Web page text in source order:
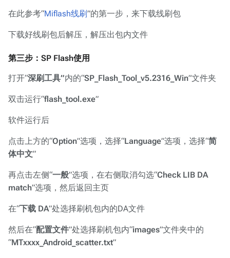
在此参考“Miflash线刷”的第一步，来下载线刷包
下载好线刷包后解压，解压出包内文件
第三步：SP Flash使用
打开“深刷工具”内的“SP_Flash_Tool_v5.2316_Win”文件夹
双击运行“flash_tool.exe”
软件运行后
点击上方的“Option”选项，选择“Language”选项，选择“简
体中文”
再点击左侧“一般”选项，在右侧取消勾选“Check LIB DA
match”选项，然后返回主页
在“下载 DA”处选择刷机包内的DA文件
然后在“配置文件”处选择刷机包内“images”文件夹中的
“MTxxxx_Android_scatter.txt”